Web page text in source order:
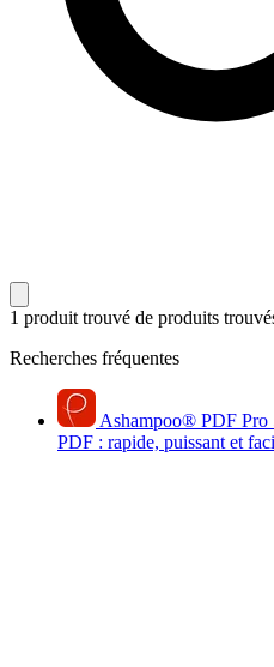
1 produit trouvé de produits
Recherches fréquentes
Ashampoo® PDF Pro
PDF : rapide, puissant et